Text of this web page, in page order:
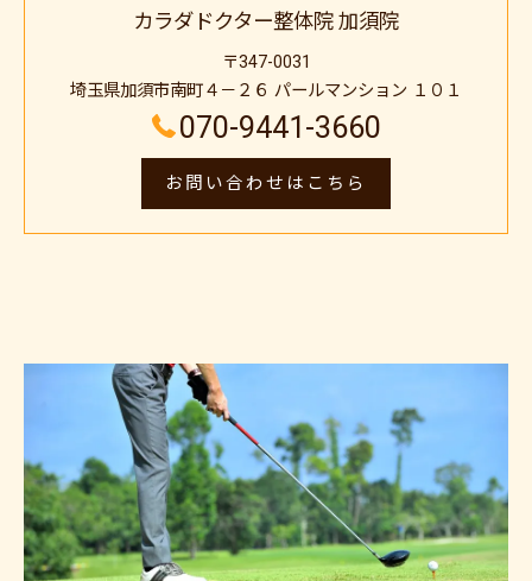
カラダドクター整体院 加須院
〒347-0031
埼玉県加須市南町４－２６ パールマンション １０１
070-9441-3660
お問い合わせはこちら